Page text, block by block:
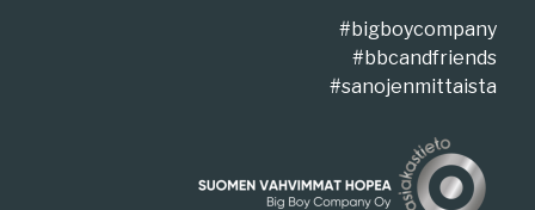
#bigboycompany
#bbcandfriends
#sanojenmittaista